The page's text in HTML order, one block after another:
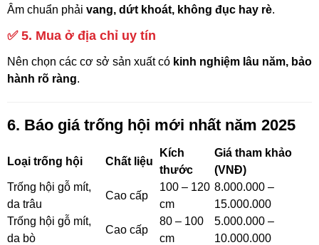
Âm chuẩn phải vang, dứt khoát, không đục hay rè.
✅ 5. Mua ở địa chỉ uy tín
Nên chọn các cơ sở sản xuất có kinh nghiệm lâu năm, bảo
hành rõ ràng.
6. Báo giá trống hội mới nhất năm 2025
Loại trống hội Chất liệu
Kích
thước
Giá tham khảo
(VNĐ)
Trống hội gỗ mít,
da trâu
Cao cấp
100 – 120
cm
8.000.000 –
15.000.000
Trống hội gỗ mít,
da bò
Cao cấp
80 – 100
cm
5.000.000 –
10.000.000